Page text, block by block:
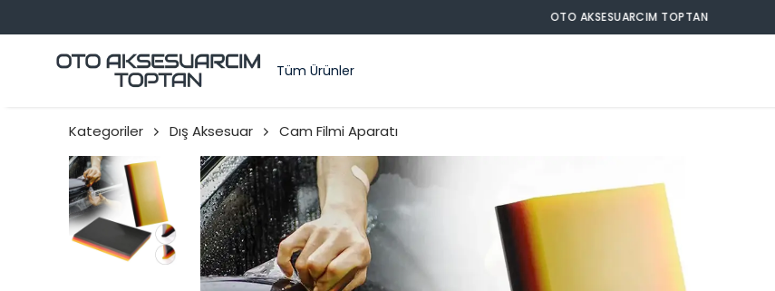
OTO AKSESUARCIM TOPTAN
Tüm Ürünler
Kategoriler Dış Aksesuar Cam Filmi Aparatı